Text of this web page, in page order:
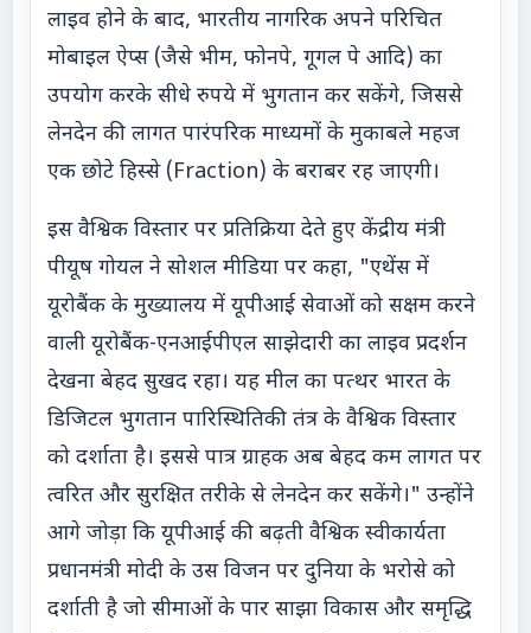
लाइव होने के बाद, भारतीय नागरिक अपने परिचित
मोबाइल ऐप्स (जैसे भीम, फोनपे, गूगल पे आदि) का
उपयोग करके सीधे रुपये में भुगतान कर सकेंगे, जिससे
लेनदेन की लागत पारंपरिक माध्यमों के मुकाबले महज
एक छोटे हिस्से (Fraction) के बराबर रह जाएगी।
इस वैश्विक विस्तार पर प्रतिक्रिया देते हुए केंद्रीय मंत्री
पीयूष गोयल ने सोशल मीडिया पर कहा, "एथेंस में
यूरोबैंक के मुख्यालय में यूपीआई सेवाओं को सक्षम करने
वाली यूरोबैंक-एनआईपीएल साझेदारी का लाइव प्रदर्शन
देखना बेहद सुखद रहा। यह मील का पत्थर भारत के
डिजिटल भुगतान पारिस्थितिकी तंत्र के वैश्विक विस्तार
को दर्शाता है। इससे पात्र ग्राहक अब बेहद कम लागत पर
त्वरित और सुरक्षित तरीके से लेनदेन कर सकेंगे।" उन्होंने
आगे जोड़ा कि यूपीआई की बढ़ती वैश्विक स्वीकार्यता
प्रधानमंत्री मोदी के उस विजन पर दुनिया के भरोसे को
दर्शाती है जो सीमाओं के पार साझा विकास और समृद्धि